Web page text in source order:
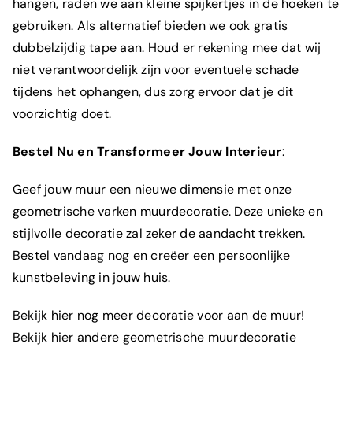
hangen, raden we aan kleine spijkertjes in de hoeken te
gebruiken. Als alternatief bieden we ook gratis
dubbelzijdig tape aan. Houd er rekening mee dat wij
niet verantwoordelijk zijn voor eventuele schade
tijdens het ophangen, dus zorg ervoor dat je dit
voorzichtig doet.
Bestel Nu en Transformeer Jouw Interieur:
Geef jouw muur een nieuwe dimensie met onze
geometrischevarken muurdecoratie. Deze unieke en
stijlvolle decoratie zal zeker de aandacht trekken.
Bestel vandaag nog en creëer een persoonlijke
kunstbeleving in jouw huis.
Bekijk hier nog meer decoratie voor aan de muur!
Bekijk hier andere geometrische muurdecoratie